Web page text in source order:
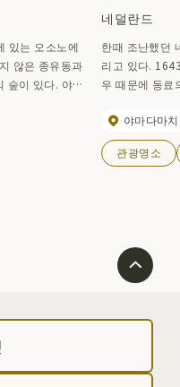
있는 오소노에
않은 종유동과
숲이 있다. 야
하게 흐르는 청
산간을 가는
의 잎은 가을
엽이 곧 눈에
만드는 근원
네덜란드
한때 조난했던
리고 있다.
우 때문에 동료
에 보내졌다.
서양 포술을
도 해수욕장으
야마다마치
관광명소